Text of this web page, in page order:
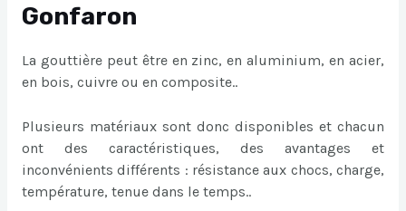
Gonfaron
La gouttière peut être en zinc, en aluminium, en acier,
en bois, cuivre ou en composite..
Plusieurs matériaux sont donc disponibles et chacun
ont des caractéristiques, des avantages et
inconvénients différents : résistance aux chocs, charge,
température, tenue dans le temps..